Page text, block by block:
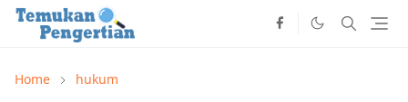
Home hukum